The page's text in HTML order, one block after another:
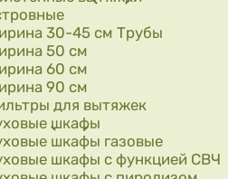
30-45 см Трубы
50 см
60 см
90 см
для вытяжек
шкафы
шкафы газовые
шкафы с функцией СВЧ